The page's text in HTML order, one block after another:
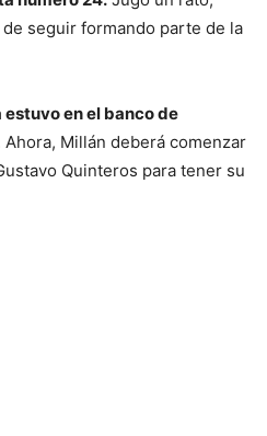
seguir formando parte de la
estuvo en el banco de
Ahora, Millán deberá comenzar
Quinteros para tener su